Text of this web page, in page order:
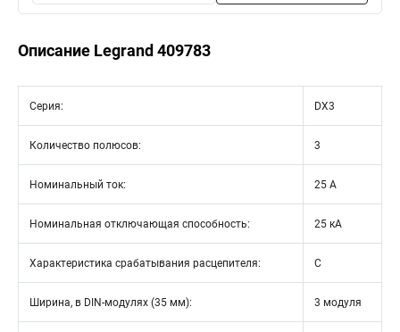
Описание Legrand 409783
Серия: DX3
Количество полюсов: 3
Номинальный ток: 25 А
Номинальная отключающая способность: 25 кА
Характеристика срабатывания расцепителя: C
Ширина, в DIN-модулях (35 мм): 3 модуля